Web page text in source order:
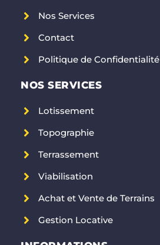
Nos Services
Contact
Politique de Confidentialité
NOS SERVICES
Lotissement
Topographie
Terrassement
Viabilisation
Achat et Vente de Terrains
Gestion Locative